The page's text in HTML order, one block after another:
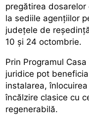
pregătirea
la sediile agențiilor
județele de
10 și 24 octombrie.
Prin Programul
juridice pot
instalarea,
încălzire clasice cu
regenerabilă.